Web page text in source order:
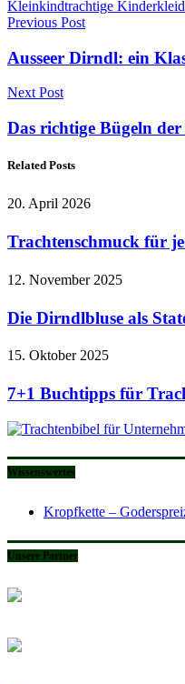
Kleinkindtrachtige
Previous Post
Ausseer Dirndl: ein
Next Post
Das richtige Bügeln
Related Posts
20. April 2026
Trachtenschmuck für
12. November 2025
Die Dirndlbluse als
15. Oktober 2025
7+1 Buchtipps für
Wissenswertes
Kropfkette –
Unsere Partner